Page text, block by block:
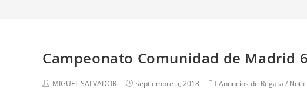
Campeonato Comunidad de Madrid
MIGUEL SALVADOR septiembre 5, 2018 Anuncios de Regata /